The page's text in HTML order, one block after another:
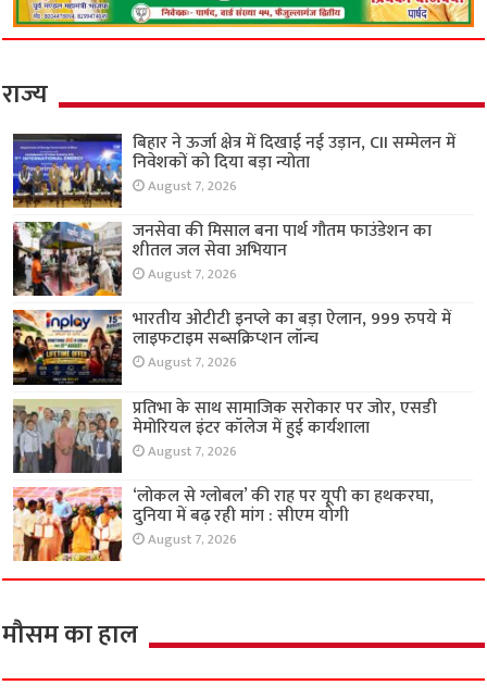
राज्य
बिहार ने ऊर्जा क्षेत्र में दिखाई नई उड़ान, CII सम्मेलन में
निवेशकों को दिया बड़ा न्योता
August 7, 2026
जनसेवा की मिसाल बना पार्थ गौतम फाउंडेशन का
शीतल जल सेवा अभियान
August 7, 2026
भारतीय ओटीटी इनप्ले का बड़ा ऐलान, 999 रुपये में
लाइफटाइम सब्सक्रिप्शन लॉन्च
August 7, 2026
प्रतिभा के साथ सामाजिक सरोकार पर जोर, एसडी
मेमोरियल इंटर कॉलेज में हुई कार्यशाला
August 7, 2026
‘लोकल से ग्लोबल’ की राह पर यूपी का हथकरघा,
दुनिया में बढ़ रही मांग : सीएम योगी
August 7, 2026
मौसम का हाल